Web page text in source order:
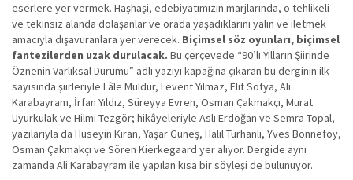
eserlere yer vermek. Haşhaşi, edebiyatımızın marjlarında, o tehlikeli
ve tekinsiz alanda dolaşanlar ve orada yaşadıklarını yalın ve iletmek
amacıyla dışavuranlara yer verecek. Biçimsel söz oyunları, biçimsel
fantezilerden uzak durulacak. Bu çerçevede “90’lı Yılların Şiirinde
Öznenin Varlıksal Durumu” adlı yazıyı kapağına çıkaran bu derginin ilk
sayısında şiirleriyle Lâle Müldür, Levent Yılmaz, Elif Sofya, Ali
Karabayram, İrfan Yıldız, Süreyya Evren, Osman Çakmakçı, Murat
Uyurkulak ve Hilmi Tezgör; hikâyeleriyle Aslı Erdoğan ve Semra Topal,
yazılarıyla da Hüseyin Kıran, Yaşar Güneş, Halil Turhanlı, Yves Bonnefoy,
Osman Çakmakçı ve Sören Kierkegaard yer alıyor. Dergide aynı
zamanda Ali Karabayram ile yapılan kısa bir söyleşi de bulunuyor.